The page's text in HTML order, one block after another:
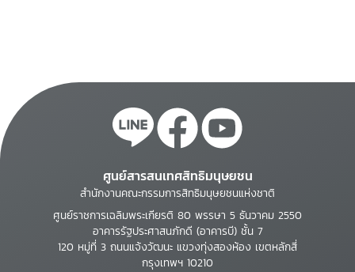
ศูนย์สารสนเทศสิทธิมนุษยชน
สำนักงานคณะกรรมการสิทธิมนุษยชนแห่งชาติ
ศูนย์ราชการเฉลิมพระเกียรติ 80 พรรษา 5 ธันวาคม 2550
อาคารรัฐประศาสนภักดี (อาคารบี) ชั้น 7
120 หมู่ที่ 3 ถนนแจ้งวัฒนะ แขวงทุ่งสองห้อง เขตหลักสี่
กรุงเทพฯ 10210